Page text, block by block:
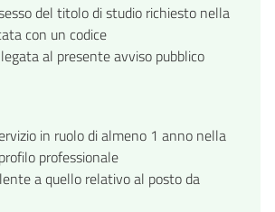
del titolo di studio richiesto nella
con un codice
al presente avviso pubblico
in ruolo di almeno 1 anno nella
professionale
a quello relativo al posto da